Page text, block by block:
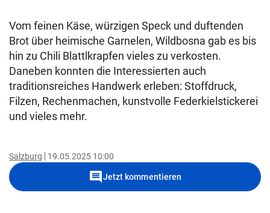
Vom feinen Käse, würzigen Speck und duftenden
Brot über heimische Garnelen, Wildbosna gab es bis
hin zu Chili Blattlkrapfen vieles zu verkosten.
Daneben konnten die Interessierten auch
traditionsreiches Handwerk erleben: Stoffdruck,
Filzen, Rechenmachen, kunstvolle Federkielstickerei
und vieles mehr.
Salzburg 19.05.2025 10:00
commentJetzt kommentieren